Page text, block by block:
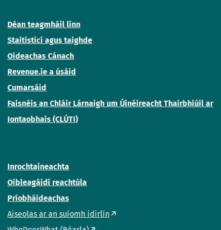
Déan teagmháil linn
Staitisticí agus taighde
Oideachas Cánach
Revenue.ie a úsáid
Cumarsáid
Faisnéis an Chláir Lárnaigh um Úinéireacht Thairbhiúil ar
Iontaobhais (CLÚTI)
Inrochtaineachta
Oibleagáidí reachtúla
Príobháideachas
Aiseolas ar an suíomh idirlín